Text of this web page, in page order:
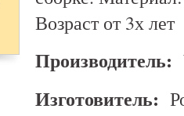
Возраст от 3х лет
Производитель:
Изготовитель: